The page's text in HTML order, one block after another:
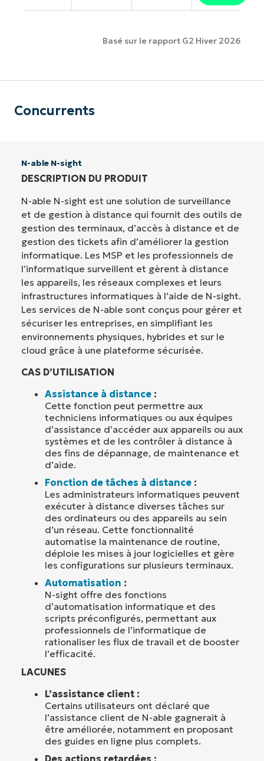
Basé sur le rapport G2 Hiver 2026
Concurrents
N-able N-sight
DESCRIPTION DU PRODUIT
N-able N-sight est une solution de surveillance
et de gestion à distance qui fournit des outils de
gestion des terminaux, d’accès à distance et de
gestion des tickets afin d’améliorer la gestion
informatique. Les MSP et les professionnels de
l’informatique surveillent et gèrent à distance
les appareils, les réseaux complexes et leurs
infrastructures informatiques à l’aide de N-sight.
Les services de N-able sont conçus pour gérer et
sécuriser les entreprises, en simplifiant les
environnements physiques, hybrides et sur le
cloud grâce à une plateforme sécurisée.
CAS D’UTILISATION
Assistance à distance :
Cette fonction peut permettre aux
techniciens informatiques ou aux équipes
d’assistance d’accéder aux appareils ou aux
systèmes et de les contrôler à distance à
des fins de dépannage, de maintenance et
d’aide.
Fonction de tâches à distance :
Les administrateurs informatiques peuvent
exécuter à distance diverses tâches sur
des ordinateurs ou des appareils au sein
d’un réseau. Cette fonctionnalité
automatise la maintenance de routine,
déploie les mises à jour logicielles et gère
les configurations sur plusieurs terminaux.
Automatisation :
N-sight offre des fonctions
d’automatisation informatique et des
scripts préconfigurés, permettant aux
professionnels de l’informatique de
rationaliser les flux de travail et de booster
l’efficacité.
LACUNES
L’assistance client :
Certains utilisateurs ont déclaré que
l’assistance client de N-able gagnerait à
être améliorée, notamment en proposant
des guides en ligne plus complets.